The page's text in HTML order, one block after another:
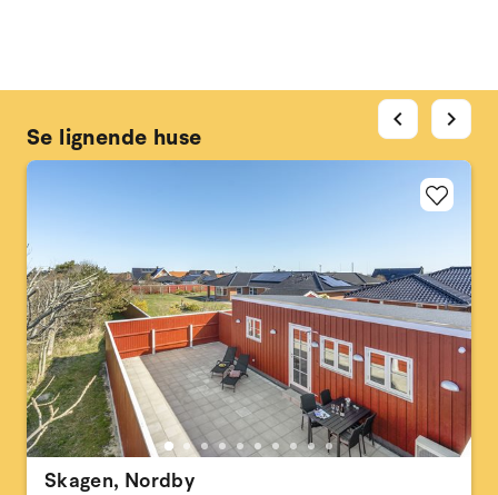
Se lignende huse
Skagen, Nordby
chevron_left chevron_right